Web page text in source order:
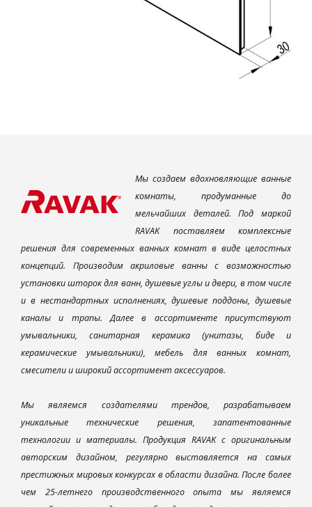
Мы создаем вдохновляющие ванные
комнаты, продуманные до
мельчайших деталей. Под маркой
RAVAK поставляем комплексные
решения для современных ванных комнат в виде целостных
концепций. Производим акриловые ванны с возможностью
установки шторок для ванн, душевые углы и двери, в том числе
и в нестандартных исполнениях, душевые поддоны, душевые
каналы и трапы. Далее в ассортименте присутствуют
умывальники, санитарная керамика (унитазы, биде и
керамические умывальники), мебель для ванных комнат,
смесители и широкий ассортимент аксессуаров.
Мы являемся создателями трендов, разрабатываем
уникальные технические решения, запатентованные
технологии и материалы. Продукция RAVAK с оригинальным
авторским дизайном, регулярно выставляется на самых
престижных мировых конкурсах в области дизайна. После более
чем 25-летнего производственного опыта мы являемся